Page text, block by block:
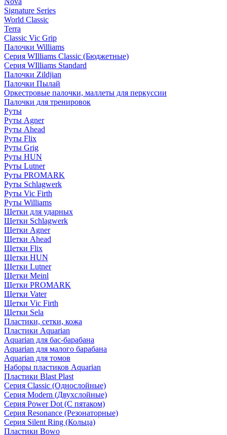
Signature Series
World Classic
Terra
Classic Vic Grip
Палочки Williams
Серия WIlliams Classic (Бюджетные)
Серия WIlliams Standard
Палочки Zildjian
Палочки Пылай
Оркестровые палочки, маллеты для перкуссии
Палочки для тренировок
Руты
Руты Agner
Руты Ahead
Руты Flix
Руты Grig
Руты HUN
Руты Lutner
Руты PROMARK
Руты Schlagwerk
Руты Vic Firth
Руты Williams
Щетки для ударных
Щетки Schlagwerk
Щетки Agner
Щетки Ahead
Щетки Flix
Щетки HUN
Щетки Lutner
Щетки Meinl
Щетки PROMARK
Щетки Vater
Щетки Vic Firth
Щетки Sela
Пластики, сетки, кожа
Пластики Aquarian
Aquarian для бас-барабана
Aquarian для малого барабана
Aquarian для томов
Наборы пластиков Aquarian
Пластики Blast Plast
Серия Classic (Однослойные)
Серия Modern (Двухслойные)
Серия Power Dot (С пятаком)
Серия Resonance (Резонаторные)
Серия Silent Ring (Кольца)
Пластики Bowo